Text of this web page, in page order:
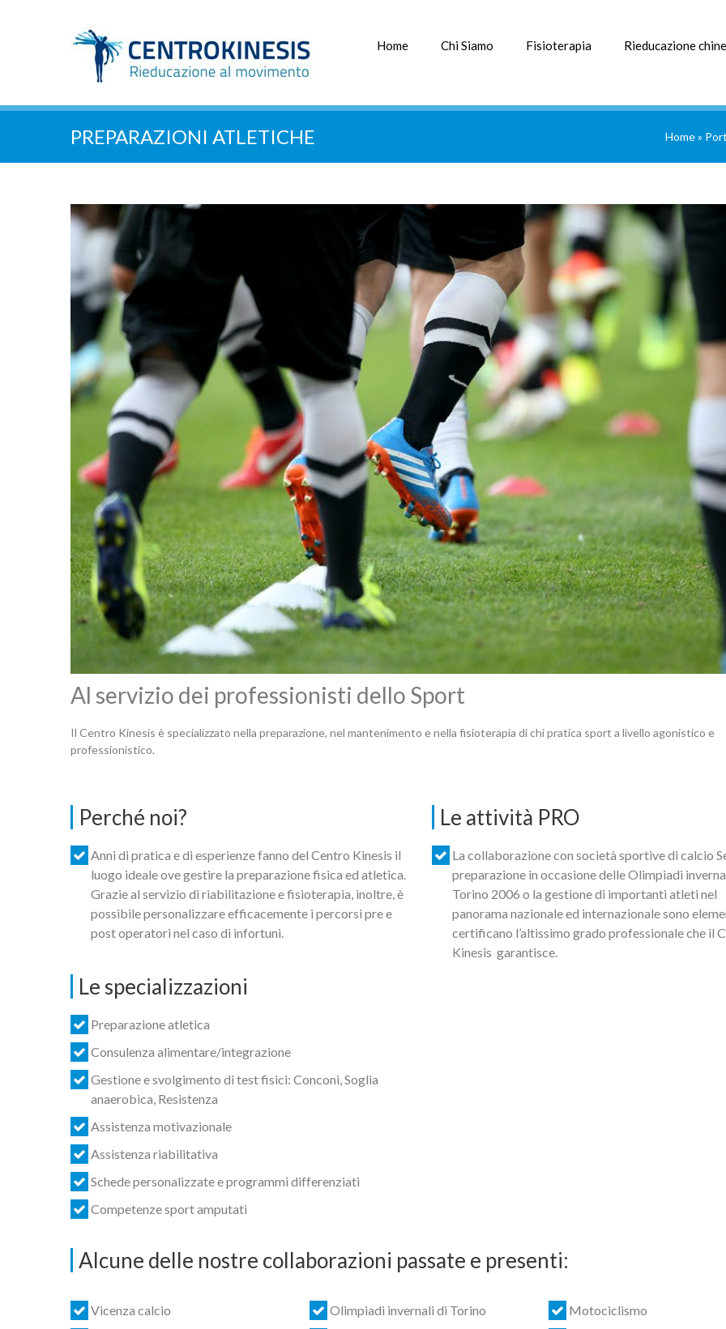
Home Chi Siamo Fisioterapia Rieducazione
PREPARAZIONI ATLETICHE Home»
Al servizio dei professionisti dello Sport
Il Centro Kinesis è specializzato nella preparazione, nel mantenimento e nella fisioterapia di chi pratica sport a livello agonistico e
professionistico.
Perché noi?
Anni di pratica e di esperienze fanno del Centro Kinesis il
luogo ideale ove gestire la preparazione fisica ed atletica.
Grazie al servizio di riabilitazione e fisioterapia, inoltre, è
possibile personalizzare efficacemente i percorsi pre e
post operatori nel caso di infortuni.
Le attività PRO
La collaborazione con società sportive di calcio
preparazione in occasione delle Olimpiadi
Torino 2006 o la gestione di importanti atleti nel
panorama nazionale ed internazionale sono
certificano l’altissimo grado professionale che il
Kinesis garantisce.
Le specializzazioni
Preparazione atletica
Consulenza alimentare/integrazione
Gestione e svolgimento di test fisici: Conconi, Soglia
anaerobica, Resistenza
Assistenza motivazionale
Assistenza riabilitativa
Schede personalizzate e programmi differenziati
Competenze sport amputati
Alcune delle nostre collaborazioni passate e presenti:
Vicenza calcio
Olimpiadi invernali di Torino
Motociclismo